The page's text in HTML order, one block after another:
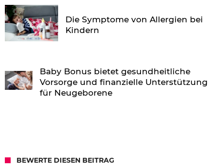
Die Symptome von Allergien bei
Kindern
Baby Bonus bietet gesundheitliche
Vorsorge und finanzielle Unterstützung
für Neugeborene
BEWERTE DIESEN BEITRAG